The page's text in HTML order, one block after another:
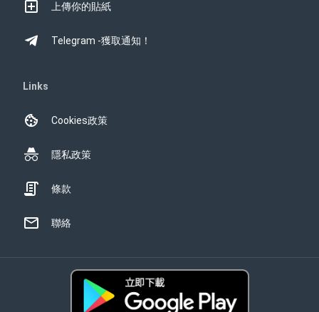
上傳你的貼紙
Telegram -獲取通知！
Links
Cookies政策
隱私政策
條款
聯絡